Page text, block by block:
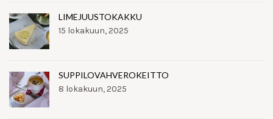
LIMEJUUSTOKAKKU
15 lokakuun, 2025
SUPPILOVAHVEROKEITTO
8 lokakuun, 2025